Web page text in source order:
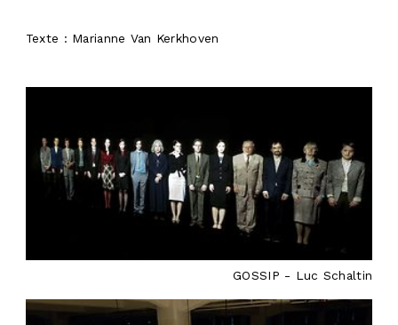
Texte : Marianne Van Kerkhoven
GOSSIP - Luc Schaltin